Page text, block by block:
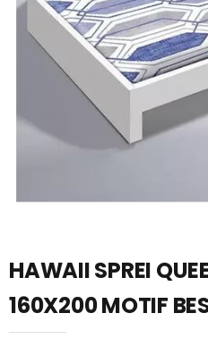
HAWAII SPREI
160X200 MOTIF